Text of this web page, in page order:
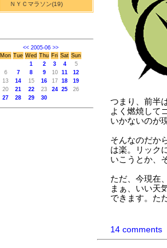
ＮＹＣマラソン(19)
<< 2005-06 >>
Mon Tue Wed Thu Fri Sat Sun
1
2 3 4
5
6
7 8 9 10 11
12
13
14 15 16 17 18
19
20
21 22 23 24 25
26
27
28 29 30
つまり、前半
よく燃焼して
いかないのが
そんなのだか
は楽。リック
いこうとか、
ただ、今現在
まぁ、いい天
できます。た
14 comments